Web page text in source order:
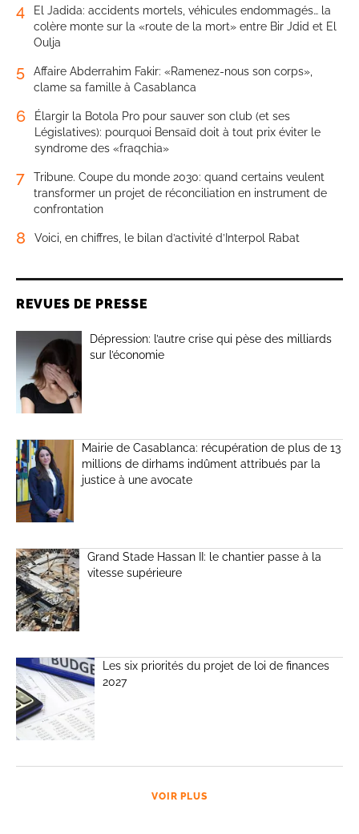
4
El Jadida: accidents mortels, véhicules endommagés… la
colère monte sur la «route de la mort» entre Bir Jdid et El
Oulja
5
Affaire Abderrahim Fakir: «Ramenez-nous son corps»,
clame sa famille à Casablanca
6
Élargir la Botola Pro pour sauver son club (et ses
Législatives): pourquoi Bensaïd doit à tout prix éviter le
syndrome des «fraqchia»
7
Tribune. Coupe du monde 2030: quand certains veulent
transformer un projet de réconciliation en instrument de
confrontation
8 Voici, en chiffres, le bilan d’activité d’Interpol Rabat
REVUES DE PRESSE
Dépression: l’autre crise qui pèse des milliards
sur l’économie
Mairie de Casablanca: récupération de plus de 13
millions de dirhams indûment attribués par la
justice à une avocate
Grand Stade Hassan II: le chantier passe à la
vitesse supérieure
Les six priorités du projet de loi de finances
2027
VOIR PLUS